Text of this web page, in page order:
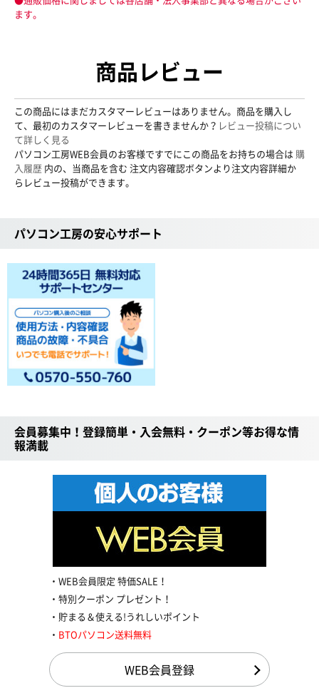
ます。
商品レビュー
この商品にはまだカスタマーレビューはありません。商品を購入し
て、最初のカスタマーレビューを書きませんか？ レビュー投稿につい
て詳しく見る
パソコン工房WEB会員のお客様ですでにこの商品をお持ちの場合は 購
入履歴 内の、当商品を含む 注文内容確認ボタンより注文内容詳細か
らレビュー投稿ができます。
パソコン工房の安心サポート
会員募集中！登録簡単・入会無料・クーポン等お得な情
報満載
WEB会員限定 特価SALE！
特別クーポン プレゼント！
貯まる＆使える!うれしいポイント
BTOパソコン送料無料
WEB会員登録